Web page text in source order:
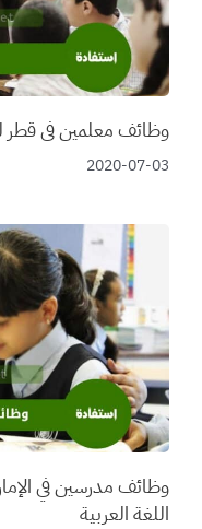
وظائف معلمين في قطر
2020-07-03
وظائف مدرسين في
اللغة العربية